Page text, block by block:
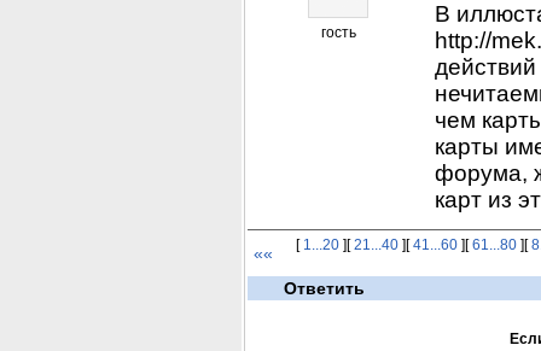
гость
В
http://
чем
карты
форума,
карт из
«« [ 1...20 ][21...40 ][41...60 ][61...80 ][
Ответить